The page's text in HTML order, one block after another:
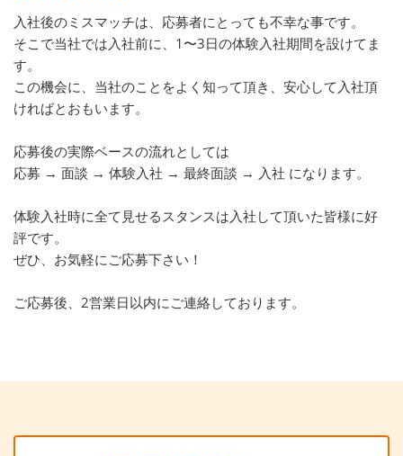
入社後のミスマッチは、応募者にとっても不幸な事です。
そこで当社では入社前に、1〜3日の体験入社期間を設けてま
す。
この機会に、当社のことをよく知って頂き、安心して入社頂
ければとおもいます。
応募後の実際ベースの流れとしては
応募 → 面談 → 体験入社 → 最終面談 → 入社 になります。
体験入社時に全て見せるスタンスは入社して頂いた皆様に好
評です。
ぜひ、お気軽にご応募下さい！
ご応募後、2営業日以内にご連絡しております。